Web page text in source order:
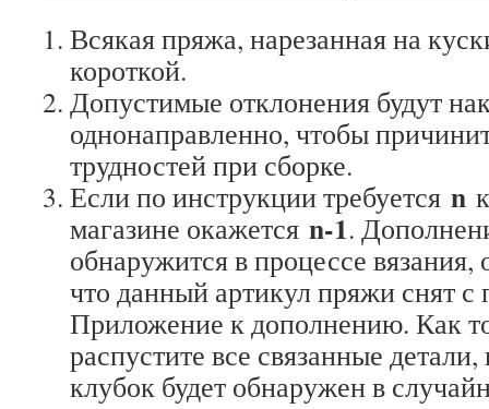
Всякая пряжа, нарезанная на
короткой.
Допустимые отклонения будут
однонаправленно, чтобы
трудностей при сборке.
Если по инструкции требуется n
магазине окажется n-1.
обнаружится в процессе
что данный артикул пряжи снят с
Приложение к дополнению. Как
распустите все связанные
клубок будет обнаружен в